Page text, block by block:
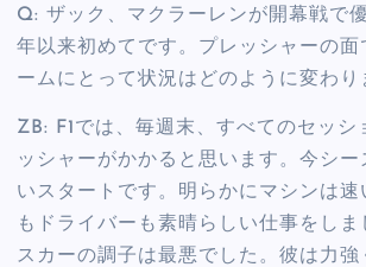
Q: ザック、マクラーレンが開幕戦で
年以来初めてです。プレッシャーの面
ームにとって状況はどのように変わり
ZB: F1では、毎週末、すべてのセッシ
ッシャーがかかると思います。今シー
いスタートです。明らかにマシンは速
もドライバーも素晴らしい仕事をしま
スカーの調子は最悪でした。彼は力強